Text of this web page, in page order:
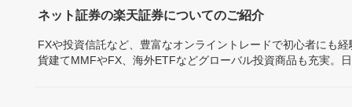
ネット証券の楽天証券についてのご紹介
FXや投資信託など、豊富なオンライントレードで初心者にも
貨建てMMFやFX、海外ETFなどグローバル投資商品も充実。